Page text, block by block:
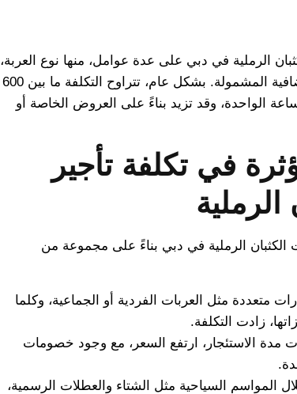
الرملية في دبي على عدة عوامل، منها نوع العربة،
مدة الإيجار، والخدمات الإضافية المشمولة. بشكل عام، تتراوح التكلفة ما بين 600
للساعة الواحدة، وقد تزيد بناءً على العروض الخاصة أو
في تكلفة تأجير
الرملية
الرملية في دبي بناءً على مجموعة من
متعددة مثل العربات الفردية أو الجماعية، وكلما
زادت التكلفة.
مدة الاستئجار، ارتفع السعر، مع وجود خصومات
المواسم السياحية مثل الشتاء والعطلات الرسمية،